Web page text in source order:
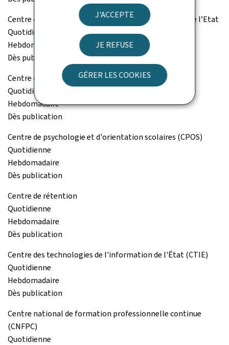
J'ACCEPTE
JE REFUSE
GÉRER LES COOKIES
Centre de gestion du personnel et de l’organisation de l’Etat
Quotidienne
Hebdomadaire
Dès publication
Centre de gestion informatique de l'éducation (CGIE)
Quotidienne
Hebdomadaire
Dès publication
Centre de psychologie et d'orientation scolaires (CPOS)
Quotidienne
Hebdomadaire
Dès publication
Centre de rétention
Quotidienne
Hebdomadaire
Dès publication
Centre des technologies de l'information de l'État (CTIE)
Quotidienne
Hebdomadaire
Dès publication
Centre national de formation professionnelle continue
(CNFPC)
Quotidienne